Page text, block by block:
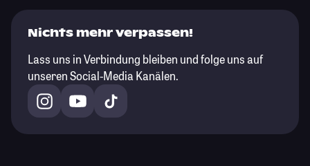
Nichts mehr verpassen!
Lass uns in Verbindung bleiben und folge uns auf
unseren Social-Media Kanälen.